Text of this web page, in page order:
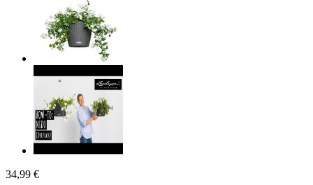
34,99 €